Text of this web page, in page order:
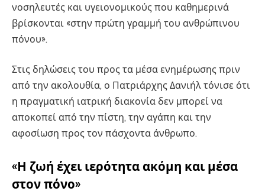
νοσηλευτές και υγειονομικούς που καθημερινά
βρίσκονται «στην πρώτη γραμμή του ανθρώπινου
πόνου».
Στις δηλώσεις του προς τα μέσα ενημέρωσης πριν
από την ακολουθία, ο Πατριάρχης Δανιήλ τόνισε ότι
η πραγματική ιατρική διακονία δεν μπορεί να
αποκοπεί από την πίστη, την αγάπη και την
αφοσίωση προς τον πάσχοντα άνθρωπο.
«Η ζωή έχει ιερότητα ακόμη και μέσα
στον πόνο»